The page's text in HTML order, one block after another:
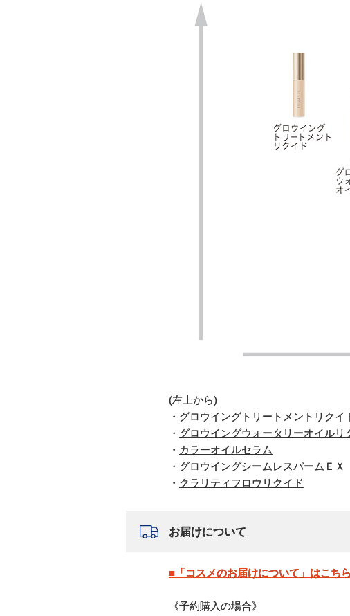
(左上から)
・グロウイングトリートメントリクイ
・ グロウイングウォータリーオイルリ
・ カラーオイルセラム
・グロウイングシームレスバームＥＸ
・ クラリティフロウリクイド
お届けについて
■「コスメのお届けについて」はこちら
《予約購入の場合》